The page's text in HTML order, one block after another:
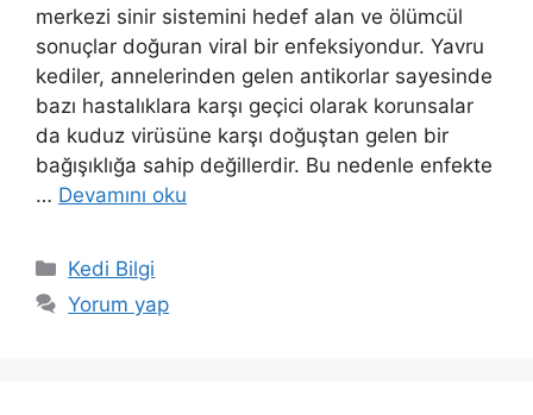
merkezi sinir sistemini hedef alan ve ölümcül
sonuçlar doğuran viral bir enfeksiyondur. Yavru
kediler, annelerinden gelen antikorlar sayesinde
bazı hastalıklara karşı geçici olarak korunsalar
da kuduz virüsüne karşı doğuştan gelen bir
bağışıklığa sahip değillerdir. Bu nedenle enfekte
… Devamını oku
Kategoriler
Kedi Bilgi
Yorum yap